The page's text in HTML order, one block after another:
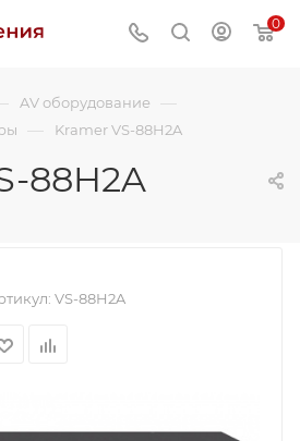
0
AV оборудование —
— Kramer VS-88H2A
88H2A
VS-88H2A